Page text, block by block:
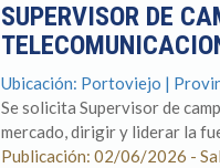
SUPERVISOR DE
Ubicación: Portoviejo |
Se solicita Supervisor de
mercado, dirigir y liderar la
Publicación: 02/06/2026 -